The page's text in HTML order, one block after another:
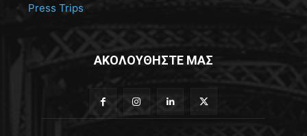
Press Trips
ΑΚΟΛΟΥΘΗΣΤΕ ΜΑΣ